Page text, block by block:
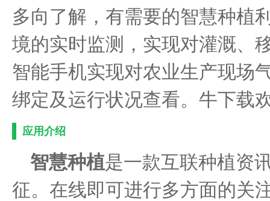
多向了解，有需要的智慧种植
境的实时监测，实现对灌溉、
智能手机实现对农业生产现场
绑定及运行状况查看。牛下载
应用介绍
智慧种植是一款互联种植资
征。在线即可进行多方面的关